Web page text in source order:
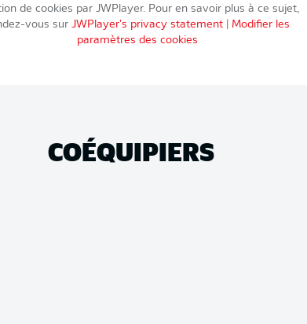
de cookies par JWPlayer. Pour en savoir plus à ce sujet,
vous sur JWPlayer's privacy statement| Modifier les
paramètres des cookies
COÉQUIPIERS